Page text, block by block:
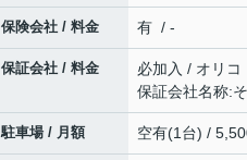
保険会社 / 料金 有 / -
保証会社 / 料金
必加入 / オリコ
保証会社名称:
駐車場 / 月額 空有(1台) /